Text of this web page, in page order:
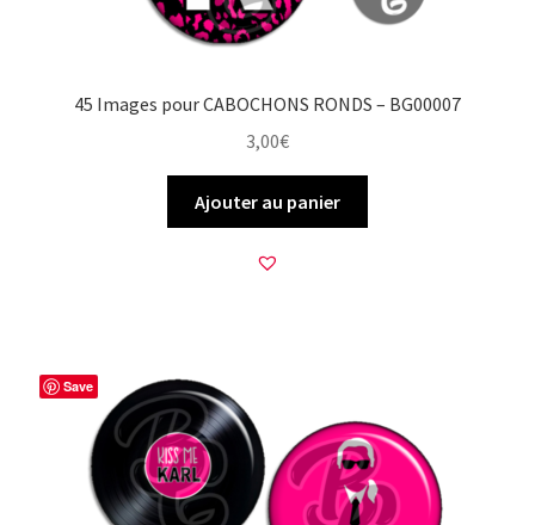
45 Images pour CABOCHONS RONDS – BG00007
3,00€
Ajouter au panier
Save